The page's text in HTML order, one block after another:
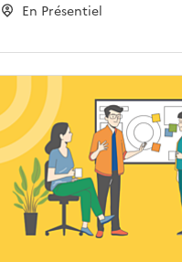
En Présentiel